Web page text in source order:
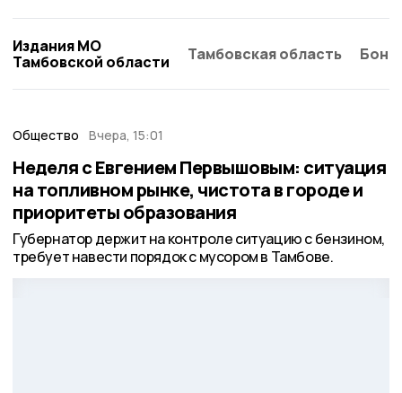
Издания МО
Тамбовской области
Тамбовская область
Общество Вчера, 15:01
Неделя с Евгением Первышовым: ситуация
на топливном рынке, чистота в городе и
приоритеты образования
Губернатор держит на контроле ситуацию с бензином,
требует навести порядок с мусором в Тамбове.